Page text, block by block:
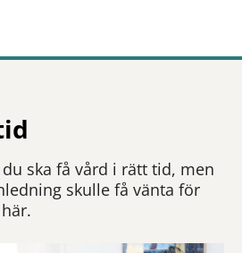
ska få vård i rätt tid, men
skulle få vänta för